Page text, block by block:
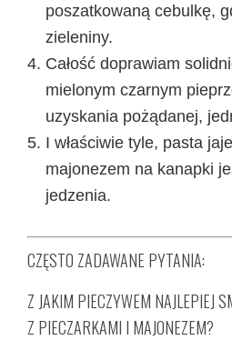
poszatkowaną cebulkę,
zieleniny.
Całość doprawiam
mielonym czarnym
uzyskania pożądanej,
I właściwie tyle, pasta
majonezem na kanapki
jedzenia.
CZĘSTO ZADAWANE PYTANIA:
Z JAKIM PIECZYWEM NAJLEPIEJ
Z PIECZARKAMI I MAJONEZEM?